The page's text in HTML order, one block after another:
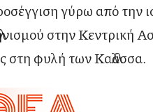
γύρω από την
στην Κεντρική
στη φυλή των Καλλάσσα.